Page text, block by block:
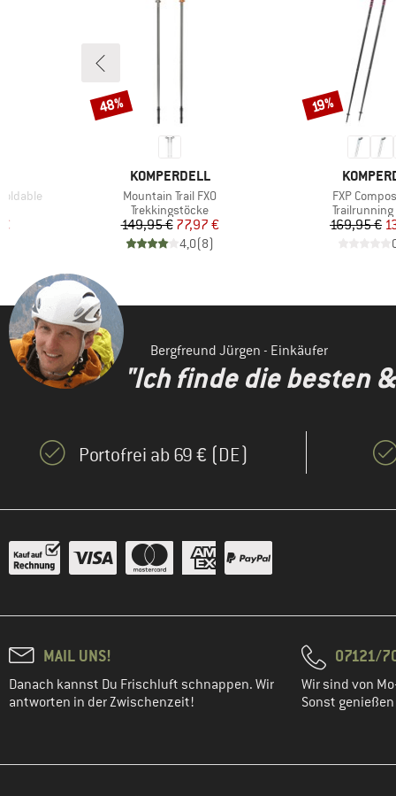
Preis
MARKE
KOMPERDELL
Artikel
Mountain Trail FXO
Produktgruppe
Trekkingstöcke
Preis
149,95 €reduzierter Preis
77,97 €
4,0(8)
Rabatt
48%
MARKE
Artikel
FXP
169,95 €
Rabatt
19%
Bergfreund Jürgen - Einkäufer
"Ich finde die besten
Portofrei ab 69 € (DE)
MAIL UNS!
Danach kannst Du Frischluft schnappen. Wir
antworten in der Zwischenzeit!
07121/
Wir sind von
Sonst